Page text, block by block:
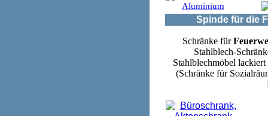
Spinde für die
Schränke für
Stahlblech-
Stahlblechmöbel
(Schränke für